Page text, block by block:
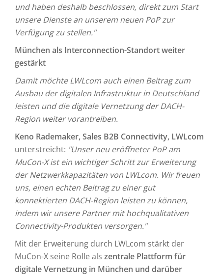
und haben deshalb beschlossen, direkt zum Start
unsere Dienste an unserem neuen PoP zur
Verfügung zu stellen."
München als Interconnection-Standort weiter
gestärkt
Damit möchte LWLcom auch einen Beitrag zum
Ausbau der digitalen Infrastruktur in Deutschland
leisten und die digitale Vernetzung der DACH-
Region weiter vorantreiben.
Keno Rademaker, Sales B2B Connectivity, LWLcom
unterstreicht: "Unser neu eröffneter PoP am
MuCon-X ist ein wichtiger Schritt zur Erweiterung
der Netzwerkkapazitäten von LWLcom. Wir freuen
uns, einen echten Beitrag zu einer gut
konnektierten DACH-Region leisten zu können,
indem wir unsere Partner mit hochqualitativen
Connectivity-Produkten versorgen."
Mit der Erweiterung durch LWLcom stärkt der
MuCon-X seine Rolle als zentrale Plattform für
digitale Vernetzung in München und darüber